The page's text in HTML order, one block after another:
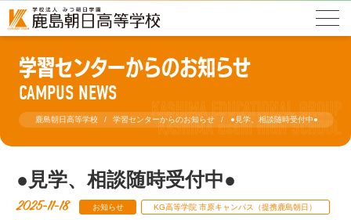
学習センターからのお知らせ
CAMPUS NEWS
鹿島朝日高等学校 学習センターからのお知らせ ●見学、相談随時受付中●
●見学、相談随時受付中●
2025-11-18 お知らせ KG高等学院 市原キャンパス（提携鹿島朝日）